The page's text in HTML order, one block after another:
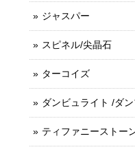
ジャスパー
スピネル/尖晶石
ターコイズ
ダンビュライト /ダ
ティファニーストー